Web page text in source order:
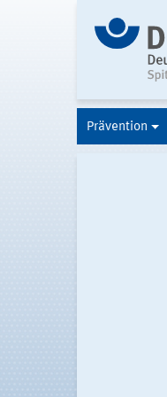
Prävention